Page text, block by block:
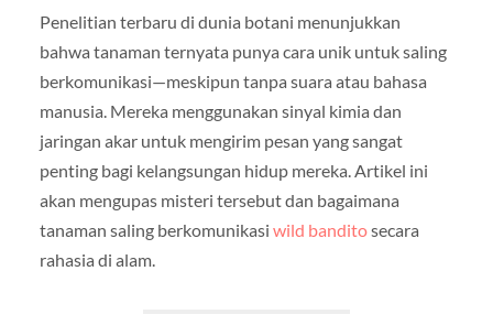
Penelitian terbaru di dunia botani menunjukkan
bahwa tanaman ternyata punya cara unik untuk saling
berkomunikasi—meskipun tanpa suara atau bahasa
manusia. Mereka menggunakan sinyal kimia dan
jaringan akar untuk mengirim pesan yang sangat
penting bagi kelangsungan hidup mereka. Artikel ini
akan mengupas misteri tersebut dan bagaimana
tanaman saling berkomunikasi wild banditosecara
rahasia di alam.